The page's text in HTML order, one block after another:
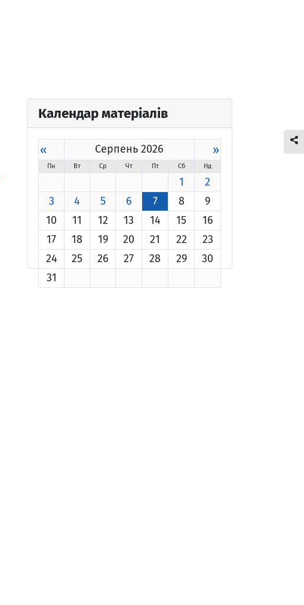
Календар матеріалів
« Серпень 2026 »
Пн Вт Ср Чт Пт Сб Нд
1
2
3
4 5 6 7 8
9
10
11 12 13 14 15
16
17
18 19 20 21 22
23
24
25 26 27 28 29
30
31